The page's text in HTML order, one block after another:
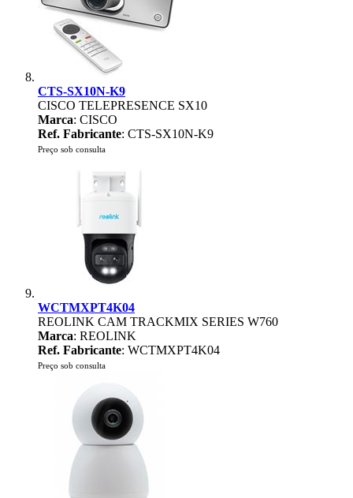
CTS-SX10N-K9
CISCO TELEPRESENCE SX10
Marca: CISCO
Ref. Fabricante: CTS-SX10N-K9
Preço sob consulta
WCTMXPT4K04
REOLINK CAM TRACKMIX SERIES W760
Marca: REOLINK
Ref. Fabricante: WCTMXPT4K04
Preço sob consulta